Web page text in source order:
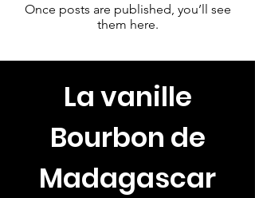
Once posts are published, you’ll see
them here.
La vanille
Bourbon de
Madagascar